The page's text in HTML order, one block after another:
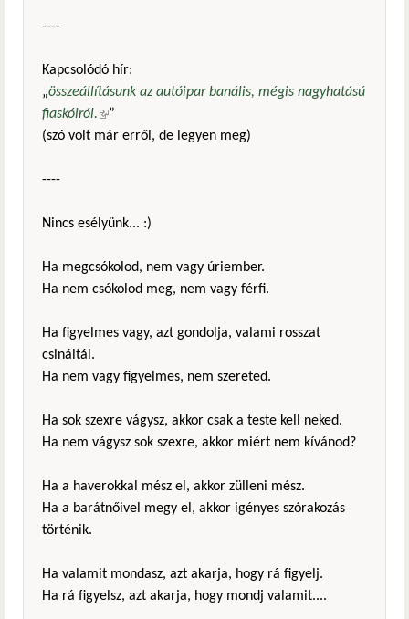
----
Kapcsolódó hír:
„összeállításunk az autóipar banális, mégis nagyhatású
fiaskóiról.(külső hivatkozás)
”
(szó volt már erről, de legyen meg)
----
Nincs esélyünk... :)
Ha megcsókolod, nem vagy úriember.
Ha nem csókolod meg, nem vagy férfi.
Ha figyelmes vagy, azt gondolja, valami rosszat
csináltál.
Ha nem vagy figyelmes, nem szereted.
Ha sok szexre vágysz, akkor csak a teste kell neked.
Ha nem vágysz sok szexre, akkor miért nem kívánod?
Ha a haverokkal mész el, akkor zülleni mész.
Ha a barátnőivel megy el, akkor igényes szórakozás
történik.
Ha valamit mondasz, azt akarja, hogy rá figyelj.
Ha rá figyelsz, azt akarja, hogy mondj valamit....